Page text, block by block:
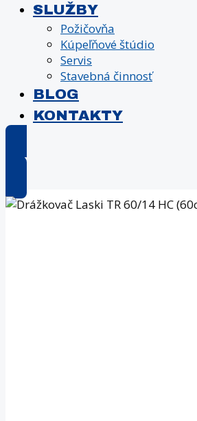
SLUŽBY
Požičovňa
Kúpeľňové štúdio
Servis
Stavebná činnosť
BLOG
KONTAKTY
E-shop